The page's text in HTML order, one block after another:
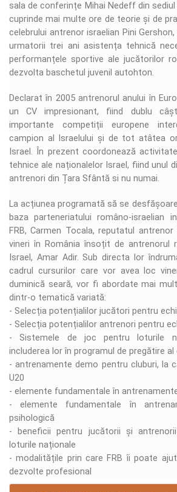
sala de conferințe Mihai Nedeff din sediul
cuprinde mai multe ore de teorie și de
celebrului antrenor israelian Pini
urmatorii trei ani asistența tehnică
performanțele sportive ale jucătorilor
dezvolta baschetul juvenil autohton.
Declarat în 2005 antrenorul anului în
un CV impresionant, fiind dublu
importante competiții europene
campion al Israelului și de tot atâtea
Israel. În prezent coordonează
tehnice ale naționalelor Israel, fiind unul
antrenori din Țara Sfântă si nu numai.
La acțiunea programată să se
baza parteneriatului româno-israelian
FRB, Carmen Tocala, reputatul
vineri în România însoțit de antrenorul
Israel, Amar Adir. Sub directa lor
cadrul cursurilor care vor avea loc
duminică seară, vor fi abordate mai
dintr-o tematică variată:
- Selecția potențialilor jucători pentru
- Selecția potențialilor antrenori pentru
- Sistemele de joc pentru loturile
includerea lor în programul de pregătire al
- antrenamente demo pentru cluburi, la
U20
- elemente fundamentale în
- elemente fundamentale în
psihologică
- beneficii pentru jucătorii și
loturile naționale
- modalitățile prin care FRB îi poate
dezvolte profesional